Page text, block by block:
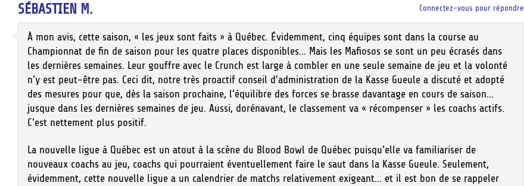
SÉBASTIEN M.
À mon avis, cette saison, « les jeux sont faits » à Québec. Évidemment, cinq équipes sont dans la course au
Championnat de fin de saison pour les quatre places disponibles… Mais les Mafiosos se sont un peu écrasés dans
les dernières semaines. Leur gouffre avec le Crunch est large à combler en une seule semaine de jeu et la volonté
n’y est peut-être pas. Ceci dit, notre très proactif conseil d’administration de la Kasse Gueule a discuté et adopté
des mesures pour que, dès la saison prochaine, l’équilibre des forces se brasse davantage en cours de saison…
jusque dans les dernières semaines de jeu. Aussi, dorénavant, le classement va « récompenser » les coachs actifs.
C’est nettement plus positif.
La nouvelle ligue à Québec est un atout à la scène du Blood Bowl de Québec puisqu’elle va familiariser de
nouveaux coachs au jeu, coachs qui pourraient éventuellement faire le saut dans la Kasse Gueule. Seulement,
évidemment, cette nouvelle ligue a un calendrier de matchs relativement exigeant… et il est bon de se rappeler
Connectez-vous pour répondre